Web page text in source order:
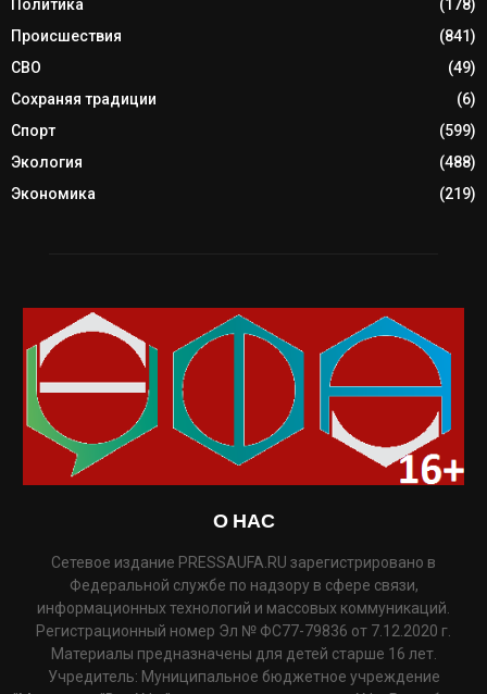
Политика
(178)
Происшествия
(841)
СВО
(49)
Сохраняя традиции
(6)
Спорт
(599)
Экология
(488)
Экономика
(219)
О НАС
Сетевое издание PRESSAUFA.RU зарегистрировано в
Федеральной службе по надзору в сфере связи,
информационных технологий и массовых коммуникаций.
Регистрационный номер Эл № ФС77-79836 от 7.12.2020 г.
Материалы предназначены для детей старше 16 лет.
Учредитель: Муниципальное бюджетное учреждение